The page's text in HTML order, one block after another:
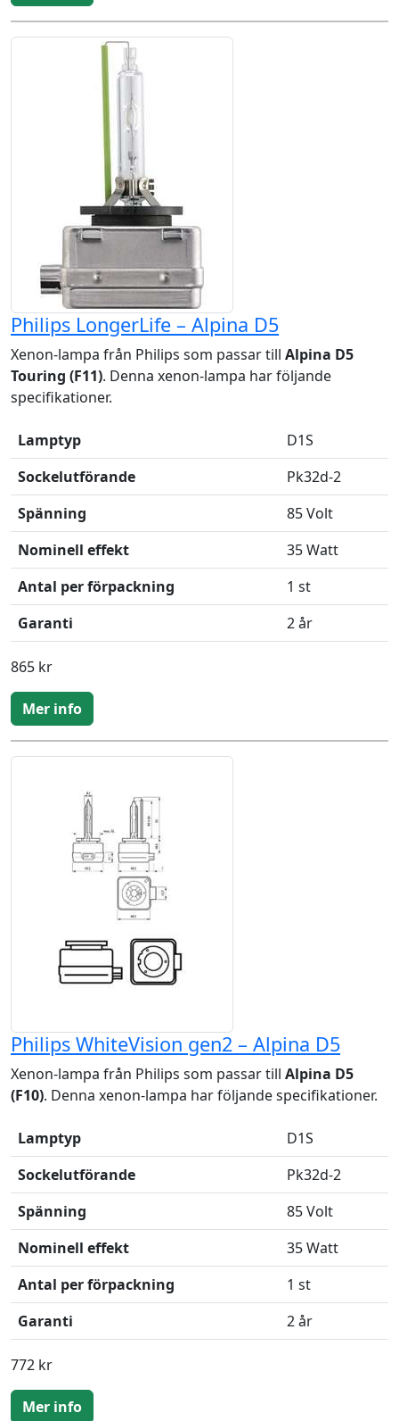
Philips LongerLife – Alpina D5
Xenon-lampa från Philips som passar till Alpina D5
Touring (F11). Denna xenon-lampa har följande
specifikationer.
Lamptyp
D1S
Sockelutförande
Pk32d-2
Spänning
85 Volt
Nominell effekt
35 Watt
Antal per förpackning
1 st
Garanti
2 år
865 kr
Mer info
Philips WhiteVision gen2 – Alpina D5
Xenon-lampa från Philips som passar till Alpina D5
(F10). Denna xenon-lampa har följande specifikationer.
Lamptyp
D1S
Sockelutförande
Pk32d-2
Spänning
85 Volt
Nominell effekt
35 Watt
Antal per förpackning
1 st
Garanti
2 år
772 kr
Mer info